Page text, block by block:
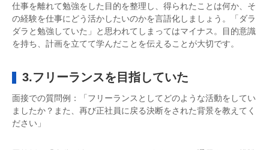
仕事を離れて勉強をした目的を整理し、得られたことは何か、そ
の経験を仕事にどう活かしたいのかを言語化しましょう。「ダラ
ダラと勉強していた」と思われてしまってはマイナス。目的意識
を持ち、計画を立てて学んだことを伝えることが大切です。
3.フリーランスを目指していた
面接での質問例：「フリーランスとしてどのような活動をしてい
ましたか？また、再び正社員に戻る決断をされた背景を教えてく
ださい」